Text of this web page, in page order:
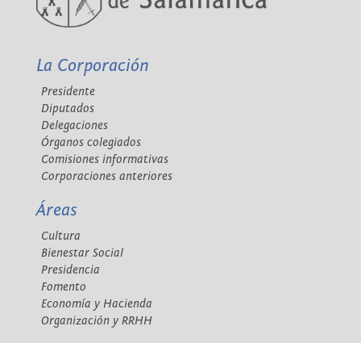
La Corporación
Presidente
Diputados
Delegaciones
Órganos colegiados
Comisiones informativas
Corporaciones anteriores
Áreas
Cultura
Bienestar Social
Presidencia
Fomento
Economía y Hacienda
Organización y RRHH